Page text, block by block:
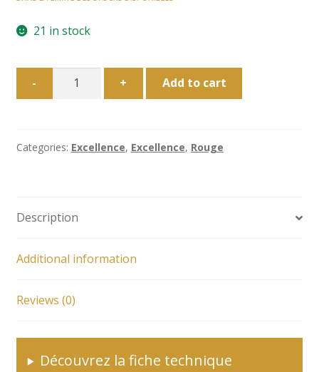
21 in stock
-
Château
2003
+ Add to cart
Categories: Excellence, Excellence, Rouge
Description
Additional information
Reviews (0)
Découvrez la fiche technique